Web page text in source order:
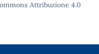
Attribuzione 4.0